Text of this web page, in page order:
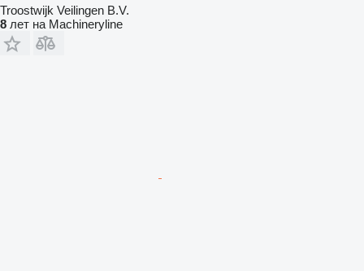
Troostwijk Veilingen B.V.
8 лет на Machineryline